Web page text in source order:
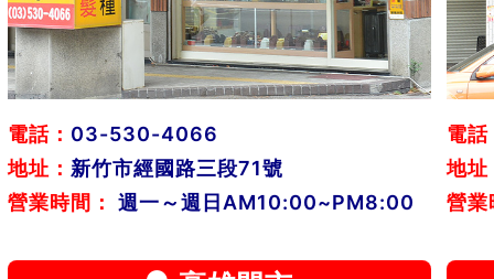
電話： 03-530-4066
地址： 新竹市經國路三段71號
營業時間：
週一～週日AM10:00~PM8:00
電話
地址
營業